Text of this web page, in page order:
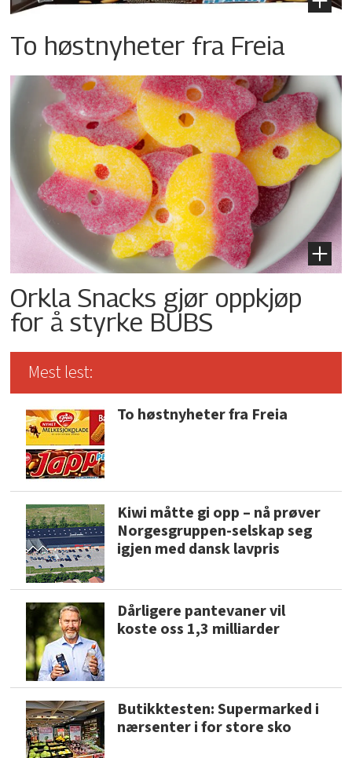
To høstnyheter fra Freia
Orkla Snacks gjør oppkjøp
for å styrke BUBS
Mest lest:
To høstnyheter fra Freia
Kiwi måtte gi opp – nå prøver
Norgesgruppen-selskap seg
igjen med dansk lavpris
Dårligere pantevaner vil
koste oss 1,3 milliarder
Butikktesten: Supermarked i
nærsenter i for store sko